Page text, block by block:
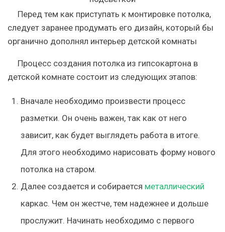
Перед тем как приступать к монтировке потолка,
следует заранее продумать его дизайн, который бы
органично дополнял интерьер детской комнаты
Процесс создания потолка из гипсокартона в
детской комнате состоит из следующих этапов:
Вначале необходимо произвести процесс
разметки. Он очень важен, так как от него
зависит, как будет выглядеть работа в итоге.
Для этого необходимо нарисовать форму нового
потолка на старом.
Далее создается и собирается металлический
каркас. Чем он жестче, тем надежнее и дольше
прослужит. Начинать необходимо с первого